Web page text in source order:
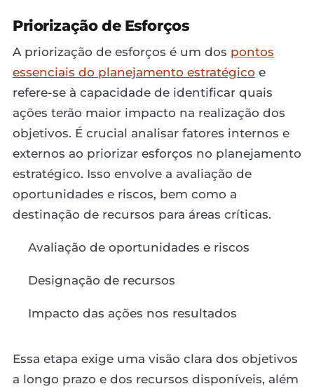
Priorização de Esforços
A priorização de esforços é um dos pontos
essenciais do planejamento estratégico e
refere-se à capacidade de identificar quais
ações terão maior impacto na realização dos
objetivos. É crucial analisar fatores internos e
externos ao priorizar esforços no planejamento
estratégico. Isso envolve a avaliação de
oportunidades e riscos, bem como a
destinação de recursos para áreas críticas.
Avaliação de oportunidades e riscos
Designação de recursos
Impacto das ações nos resultados
Essa etapa exige uma visão clara dos objetivos
a longo prazo e dos recursos disponíveis, além